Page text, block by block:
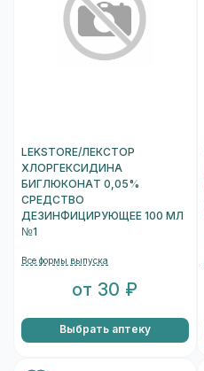
LEKSTORE/ЛЕКСТОР
ХЛОРГЕКСИДИНА
БИГЛЮКОНАТ 0,05%
СРЕДСТВО
ДЕЗИНФИЦИРУЮЩЕЕ 100 МЛ
№1
Все формы выпуска
от 30 ₽
Выбрать аптеку